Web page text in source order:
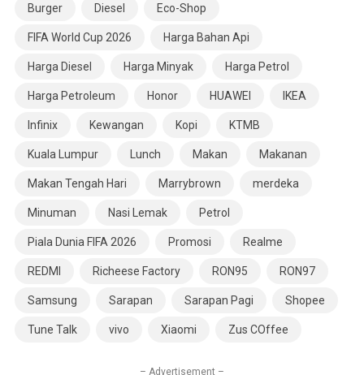
Burger Diesel Eco-Shop
FIFA World Cup 2026 Harga Bahan Api
Harga Diesel Harga Minyak Harga Petrol
Harga Petroleum Honor HUAWEI IKEA
Infinix Kewangan Kopi KTMB
Kuala Lumpur Lunch Makan Makanan
Makan Tengah Hari Marrybrown merdeka
Minuman Nasi Lemak Petrol
Piala Dunia FIFA 2026 Promosi Realme
REDMI Richeese Factory RON95 RON97
Samsung Sarapan Sarapan Pagi Shopee
Tune Talk vivo Xiaomi Zus COffee
– Advertisement –